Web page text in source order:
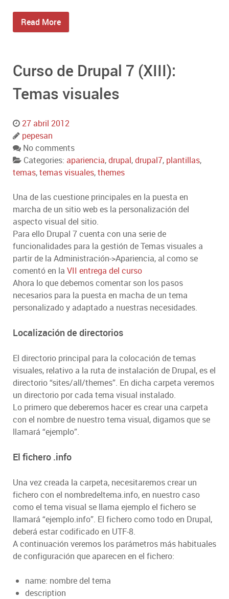
Read More
Curso de Drupal 7 (XIII):
Temas visuales
27 abril 2012
pepesan
No comments
Categories: apariencia,drupal,drupal7, plantillas,
temas,temas visuales,themes
Una de las cuestione principales en la puesta en
marcha de un sitio web es la personalización del
aspecto visual del sitio.
Para ello Drupal 7 cuenta con una serie de
funcionalidades para la gestión de Temas visuales a
partir de la Administración->Apariencia, al como se
comentó en la VII entrega del curso
Ahora lo que debemos comentar son los pasos
necesarios para la puesta en macha de un tema
personalizado y adaptado a nuestras necesidades.
Localización de directorios
El directorio principal para la colocación de temas
visuales, relativo a la ruta de instalación de Drupal, es el
directorio “sites/all/themes”. En dicha carpeta veremos
un directorio por cada tema visual instalado.
Lo primero que deberemos hacer es crear una carpeta
con el nombre de nuestro tema visual, digamos que se
llamará “ejemplo”.
El fichero .info
Una vez creada la carpeta, necesitaremos crear un
fichero con el nombredeltema.info, en nuestro caso
como el tema visual se llama ejemplo el fichero se
llamará “ejemplo.info”. El fichero como todo en Drupal,
deberá estar codificado en UTF-8.
A continuación veremos los parámetros más habituales
de configuración que aparecen en el fichero:
name: nombre del tema
description